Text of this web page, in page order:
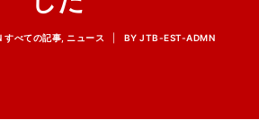
すべての記事 ニュース BYJTB-EST-ADMN